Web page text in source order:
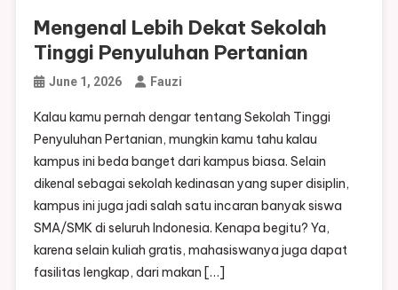
Mengenal Lebih Dekat Sekolah
Tinggi Penyuluhan Pertanian
June 1, 2026 Fauzi
Kalau kamu pernah dengar tentang Sekolah Tinggi
Penyuluhan Pertanian, mungkin kamu tahu kalau
kampus ini beda banget dari kampus biasa. Selain
dikenal sebagai sekolah kedinasan yang super disiplin,
kampus ini juga jadi salah satu incaran banyak siswa
SMA/SMK di seluruh Indonesia. Kenapa begitu? Ya,
karena selain kuliah gratis, mahasiswanya juga dapat
fasilitas lengkap, dari makan […]